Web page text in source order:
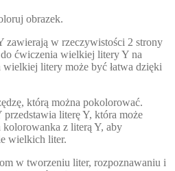
obrazek.
zawierają w rzeczywistości 2 strony
ćwiczenia wielkiej litery Y na
litery może być łatwa dzięki
którą można pokolorować.
literę Y, która może
kolorowanka z literą Y, aby
wielkich liter.
w tworzeniu liter, rozpoznawaniu i